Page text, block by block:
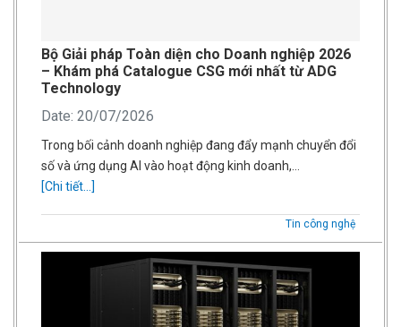
Bộ Giải pháp Toàn diện cho Doanh nghiệp 2026
– Khám phá Catalogue CSG mới nhất từ ADG
Technology
Date: 20/07/2026
Trong bối cảnh doanh nghiệp đang đẩy mạnh chuyển đổi
số và ứng dụng AI vào hoạt động kinh doanh,…
[Chi tiết...]
Tin công nghệ